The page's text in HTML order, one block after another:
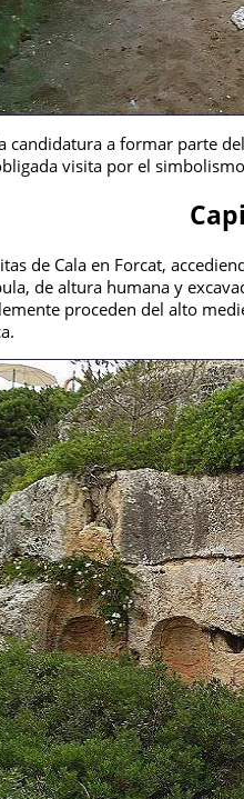
candidatura a formar parte
visita por el
de Cala en Forcat,
de altura humana y
proceden del alto